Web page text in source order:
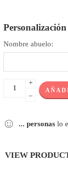
Personalización
Nombre abuelo:
+
−
... personas lo
VIEW